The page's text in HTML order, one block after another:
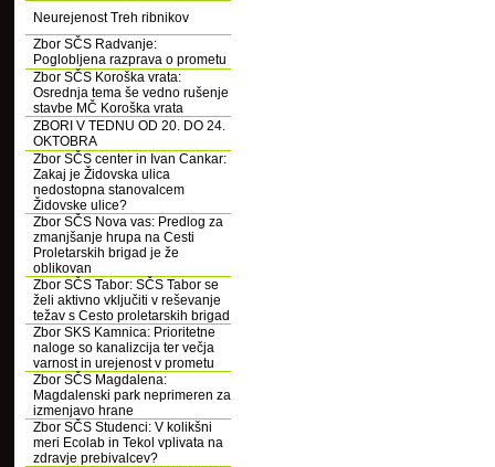
Neurejenost Treh ribnikov
Zbor SČS Radvanje:
Poglobljena razprava o prometu
Zbor SČS Koroška vrata:
Osrednja tema še vedno rušenje
stavbe MČ Koroška vrata
ZBORI V TEDNU OD 20. DO 24.
OKTOBRA
Zbor SČS center in Ivan Cankar:
Zakaj je Židovska ulica
nedostopna stanovalcem
Židovske ulice?
Zbor SČS Nova vas: Predlog za
zmanjšanje hrupa na Cesti
Proletarskih brigad je že
oblikovan
Zbor SČS Tabor: SČS Tabor se
želi aktivno vključiti v reševanje
težav s Cesto proletarskih brigad
Zbor SKS Kamnica: Prioritetne
naloge so kanalizcija ter večja
varnost in urejenost v prometu
Zbor SČS Magdalena:
Magdalenski park neprimeren za
izmenjavo hrane
Zbor SČS Studenci: V kolikšni
meri Ecolab in Tekol vplivata na
zdravje prebivalcev?